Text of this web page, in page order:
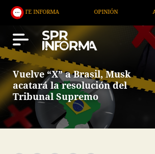
INFORMA ARTÍCULOS
Vuelve “X” a Brasil, Musk
acatará la resolución del
Tribunal Supremo